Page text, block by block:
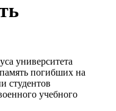
университета
погибших на
студентов
учебного